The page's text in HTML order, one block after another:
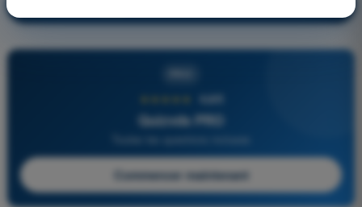
4,6/5
Quizvds PRO
Commencer maintenant